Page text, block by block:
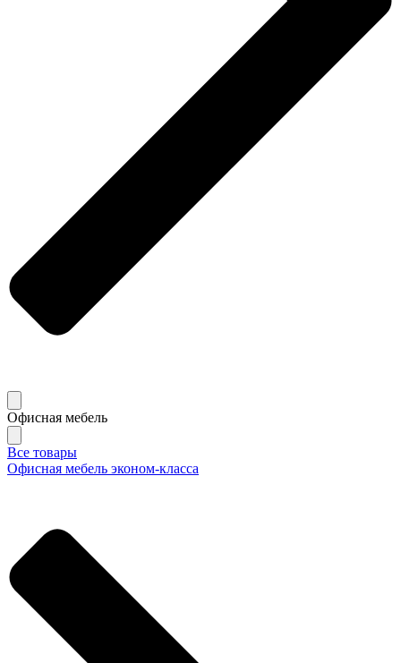
Офисная мебель
Все товары
Офисная мебель эконом-класса